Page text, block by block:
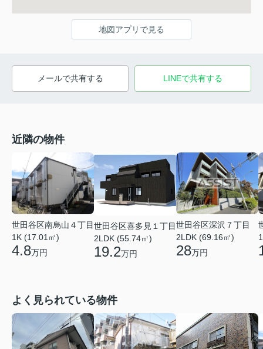
地図アプリで見る
メールで共有する LINEで共有する
近隣の物件
世田谷区南烏山４丁目
1K (17.01㎡)
4.8万円
世田谷区喜多見１丁目
2LDK (55.74㎡)
19.2万円
世田谷区深沢７丁目
2LDK (69.16㎡)
28万円
よく見られている物件